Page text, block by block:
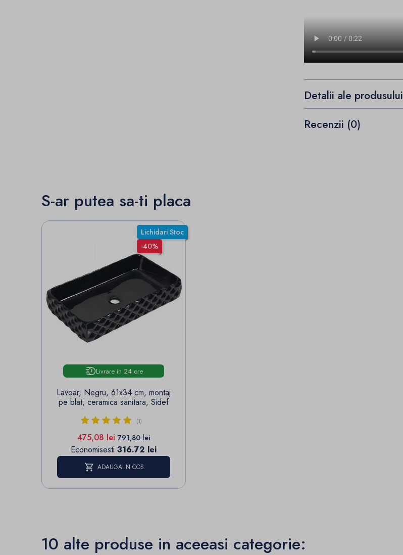
Detalii ale produsului
Recenzii (0)
S-ar putea sa-ti placa
Lichidari Stoc
-40%
Livrare in 24 ore
Lavoar, Negru, 61x34 cm, montaj
pe blat, ceramica sanitara, Sidef
(1)
Pret
475,08 leiPret de baza
791,80 lei
Economisesti 316.72 lei
ADAUGA IN COS
10 alte produse in aceeasi categorie: